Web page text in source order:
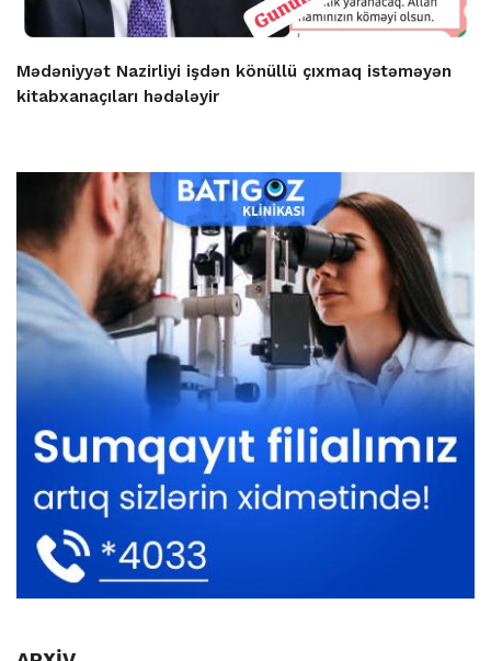
Mədəniyyət Nazirliyi işdən könüllü çıxmaq istəməyən
kitabxanaçıları hədələyir